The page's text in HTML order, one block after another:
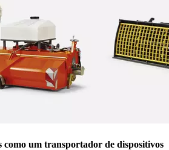
como um transportador de dispositivos